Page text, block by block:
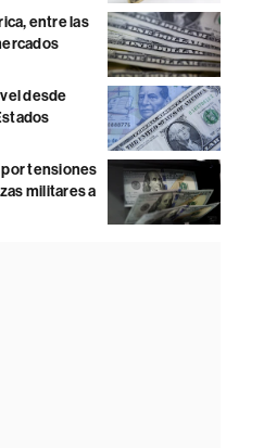
entre las
desde
por tensiones
militares a